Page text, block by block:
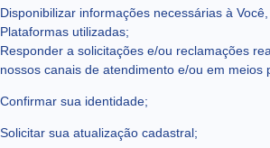
Disponibilizar informações necessárias à
Plataformas utilizadas;
Responder a solicitações e/ou reclamações
nossos canais de atendimento e/ou em meios
Confirmar sua identidade;
Solicitar sua atualização cadastral;